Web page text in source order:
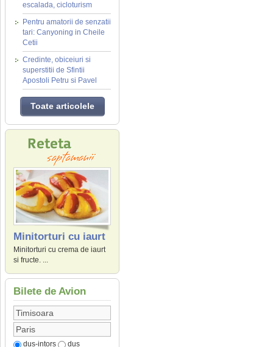
escalada, cicloturism
Pentru amatorii de senzatii
tari: Canyoning in Cheile
Cetii
Credinte, obiceiuri si
superstitii de Sfintii
Apostoli Petru si Pavel
Toate articolele
Minitorturi cu iaurt
Minitorturi cu crema de iaurt
si fructe. ...
Bilete de Avion
dus-intors dus